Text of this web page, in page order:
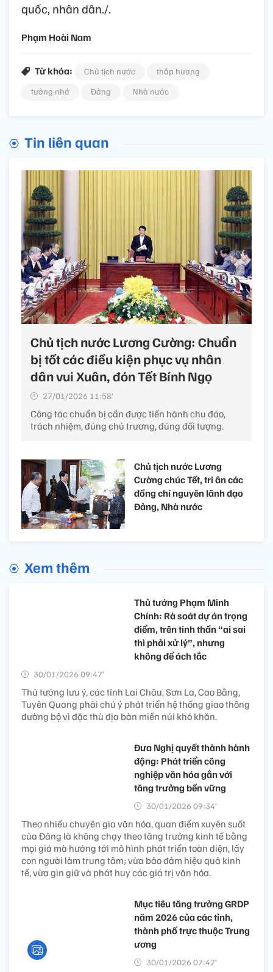
quốc, nhân dân./.
Phạm Hoài Nam
Từ khóa: Chủ tịch nước
thắp hương
tưởng nhớ
Đảng Nhà nước
Tin liên quan
Chủ tịch nước Lương Cường: Chuẩn
bị tốt các điều kiện phục vụ nhân
dân vui Xuân, đón Tết Bính Ngọ
27/01/2026 11:58’
Công tác chuẩn bị cần được tiến hành chu đáo,
trách nhiệm, đúng chủ trương, đúng đối tượng.
Chủ tịch nước Lương
Cường chúc Tết, tri ân các
đồng chí nguyên lãnh đạo
Đảng, Nhà nước
Xem thêm
Thủ tướng Phạm Minh
Chính: Rà soát dự án trọng
điểm, trên tinh thần “ai sai
thì phải xử lý”, nhưng
không để ách tắc
30/01/2026 09:47’
Thủ tướng lưu ý, các tỉnh Lai Châu, Sơn La, Cao Bằng,
Tuyên Quang phải chú ý phát triển hệ thống giao thông
đường bộ vì đặc thù địa bàn miền núi khó khăn.
Đưa Nghị quyết thành hành
động: Phát triển công
nghiệp văn hóa gắn với
tăng trưởng bền vững
30/01/2026 09:34’
Theo nhiều chuyên gia văn hóa, quan điểm xuyên suốt
của Đảng là không chạy theo tăng trưởng kinh tế bằng
mọi giá mà hướng tới mô hình phát triển toàn diện, lấy
con người làm trung tâm; vừa bảo đảm hiệu quả kinh
tế, vừa gìn giữ và phát huy các giá trị văn hóa.
Mục tiêu tăng trưởng GRDP
năm 2026 của các tỉnh,
thành phố trực thuộc Trung
ương
30/01/2026 07:47’